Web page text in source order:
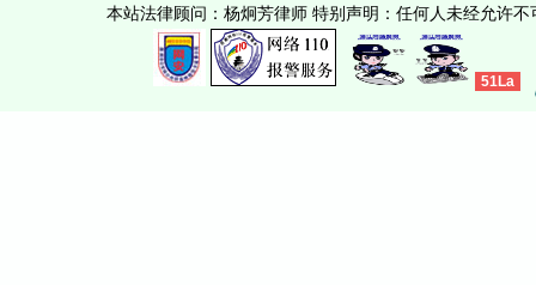
本站法律顾问：杨炯芳律师 特别声明：任何人未经允许
51La